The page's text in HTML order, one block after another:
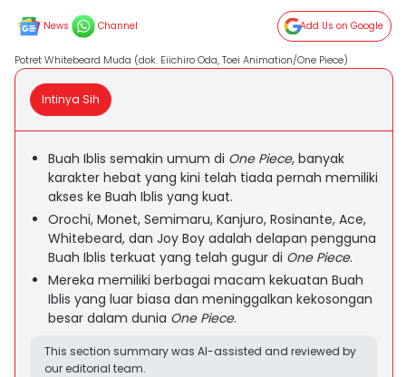
News Channel Add Us on Google
Potret Whitebeard Muda (dok. Eiichiro Oda, Toei Animation/One Piece)
Intinya Sih
Buah Iblis semakin umum di One Piece, banyak
karakter hebat yang kini telah tiada pernah memiliki
akses ke Buah Iblis yang kuat.
Orochi, Monet, Semimaru, Kanjuro, Rosinante, Ace,
Whitebeard, dan Joy Boy adalah delapan pengguna
Buah Iblis terkuat yang telah gugur di One Piece.
Mereka memiliki berbagai macam kekuatan Buah
Iblis yang luar biasa dan meninggalkan kekosongan
besar dalam dunia One Piece.
This section summary was AI-assisted and reviewed by
our editorial team.